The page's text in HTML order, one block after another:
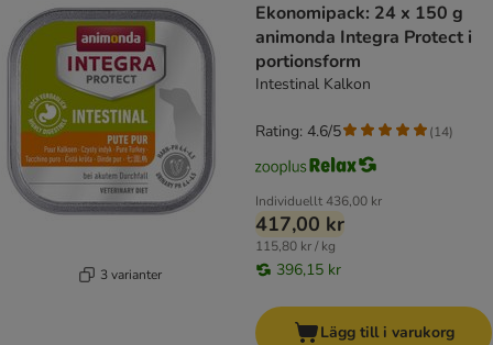
3 varianter
Ekonomipack: 24 x 150 g
animonda Integra Protect i
portionsform
Intestinal Kalkon
Individuellt436,00 kr
417,00 kr
115,80 kr / kg
396,15 kr
Rating: 4.6/5 (14)
Lägg till i varukorg